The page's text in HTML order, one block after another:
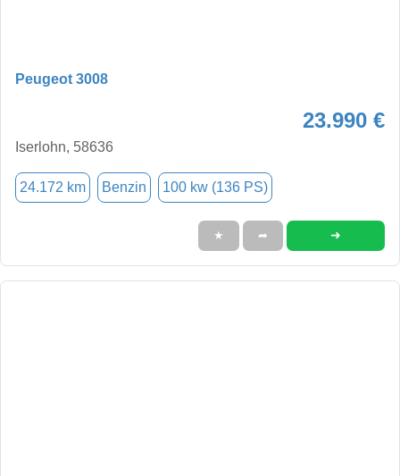
Peugeot 3008
23.990 €
Iserlohn, 58636
24.172 km Benzin 100 kw (136 PS)
★ ➦ ➜